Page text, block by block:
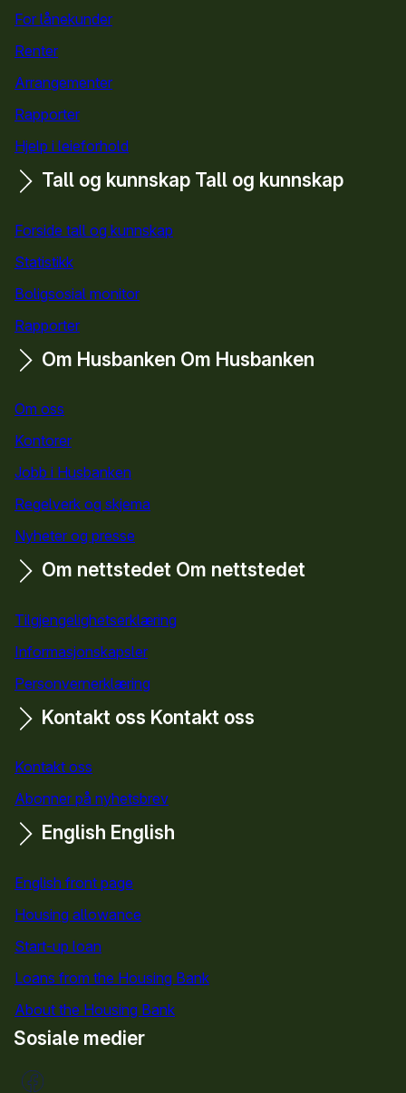
For lånekunder
Renter
Arrangementer
Rapporter
Hjelp i leieforhold
Tall og kunnskap Tall og kunnskap
Forside tall og kunnskap
Statistikk
Boligsosial monitor
Rapporter
Om Husbanken Om Husbanken
Om oss
Kontorer
Jobb i Husbanken
Regelverk og skjema
Nyheter og presse
Om nettstedet Om nettstedet
Tilgjengelighetserklæring
Informasjonskapsler
Personvernerklæring
Kontakt oss Kontakt oss
Kontakt oss
Abonner på nyhetsbrev
English English
English front page
Housing allowance
Start-up loan
Loans from the Housing Bank
About the Housing Bank
Sosiale medier